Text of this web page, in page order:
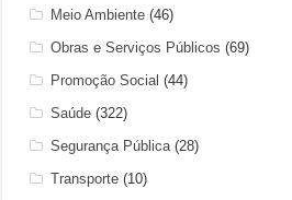
Meio Ambiente (46)
Obras e Serviços Públicos (69)
Promoção Social (44)
Saúde (322)
Segurança Pública (28)
Transporte (10)